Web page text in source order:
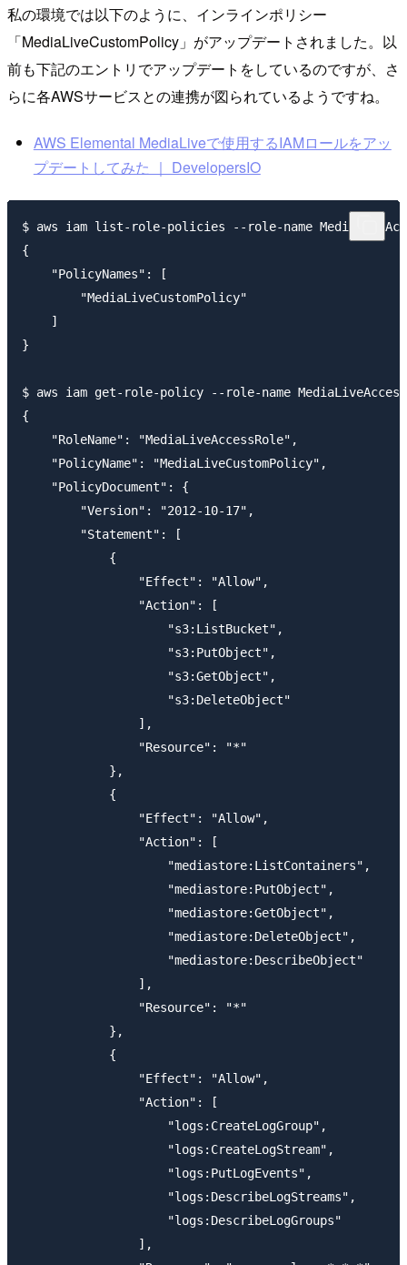
私の環境では以下のように、インラインポリシー
「MediaLiveCustomPolicy」がアップデートされました。以
前も下記のエントリでアップデートをしているのですが、さ
らに各AWSサービスとの連携が図られているようですね。
AWS Elemental MediaLiveで使用するIAMロールをアッ
プデートしてみた ｜ DevelopersIO
$ aws iam list-role-policies --role-name
{
    "PolicyNames": [
        "MediaLiveCustomPolicy"
    ]
}
$ aws iam get-role-policy --role-name
{
    "RoleName": "MediaLiveAccessRole",
    "PolicyName": "MediaLiveCustomPolicy",
    "PolicyDocument": {
        "Version": "2012-10-17",
        "Statement": [
            {
                "Effect": "Allow",
                "Action": [
                    "s3:ListBucket",
                    "s3:PutObject",
                    "s3:GetObject",
                    "s3:DeleteObject"
                ],
                "Resource": "*"
            },
            {
                "Effect": "Allow",
                "Action": [
                    "mediastore:ListContainers",
                    "mediastore:PutObject",
                    "mediastore:GetObject",
                    "mediastore:DeleteObject",
                    "mediastore:DescribeObject"
                ],
                "Resource": "*"
            },
            {
                "Effect": "Allow",
                "Action": [
                    "logs:CreateLogGroup",
                    "logs:CreateLogStream",
                    "logs:PutLogEvents",
                    "logs:DescribeLogStreams",
                    "logs:DescribeLogGroups"
                ],